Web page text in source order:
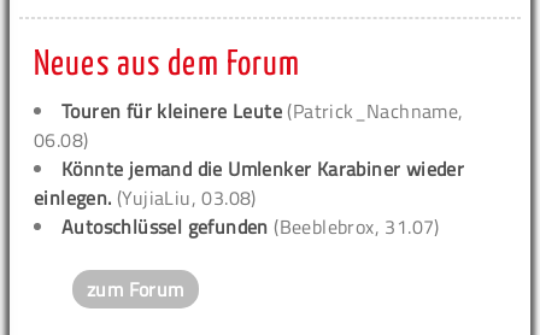
Neues aus dem Forum
Touren für kleinere Leute (Patrick_Nachname,
06.08)
Könnte jemand die Umlenker Karabiner wieder
einlegen. (YujiaLiu, 03.08)
Autoschlüssel gefunden (Beeblebrox, 31.07)
zum Forum